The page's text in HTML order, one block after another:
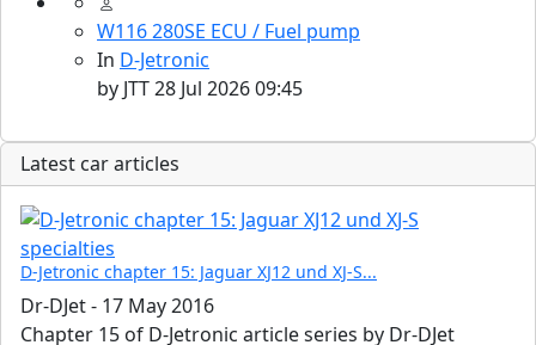
W116 280SE ECU / Fuel pump
In D-Jetronic
by JTT28 Jul 2026 09:45
Latest car articles
D-Jetronic chapter 15: Jaguar XJ12 und XJ-S...
Dr-DJet- 17 May 2016
Chapter 15 of D-Jetronic article series by Dr-DJet